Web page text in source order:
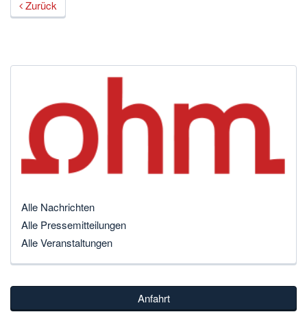
Zurück
Alle Nachrichten
Alle Pressemitteilungen
Alle Veranstaltungen
Anfahrt